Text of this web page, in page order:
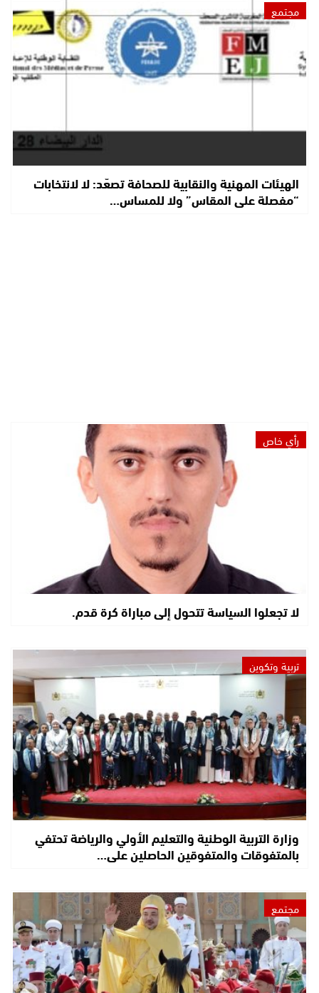
مجتمع
الهيئات المهنية والنقابية للصحافة تصعّد: لا لانتخابات
“مفصلة على المقاس” ولا للمساس…
رأي خاص
لا تجعلوا السياسة تتحول إلى مباراة كرة قدم.
تربية وتكوين
وزارة التربية الوطنية والتعليم الأولي والرياضة تحتفي
بالمتفوقات والمتفوقين الحاصلين على…
مجتمع